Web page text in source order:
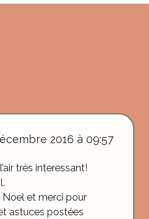
2016 à 09:57
très interessant!
Noel et merci pour
astuces postées